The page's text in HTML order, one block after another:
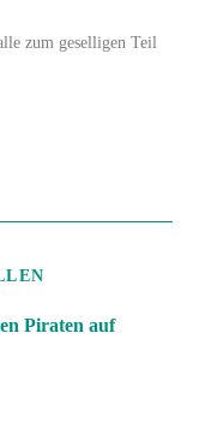
zum geselligen Teil
Piraten auf